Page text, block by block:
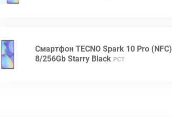
Смартфон TECNO Spark 10 Pro (NFC)
8/256Gb Starry Black РСТ